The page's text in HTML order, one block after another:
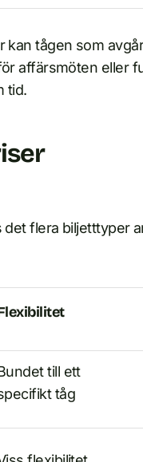
kan tågen som
affärsmöten eller
tid.
flera biljetttyper
till ett
tåg